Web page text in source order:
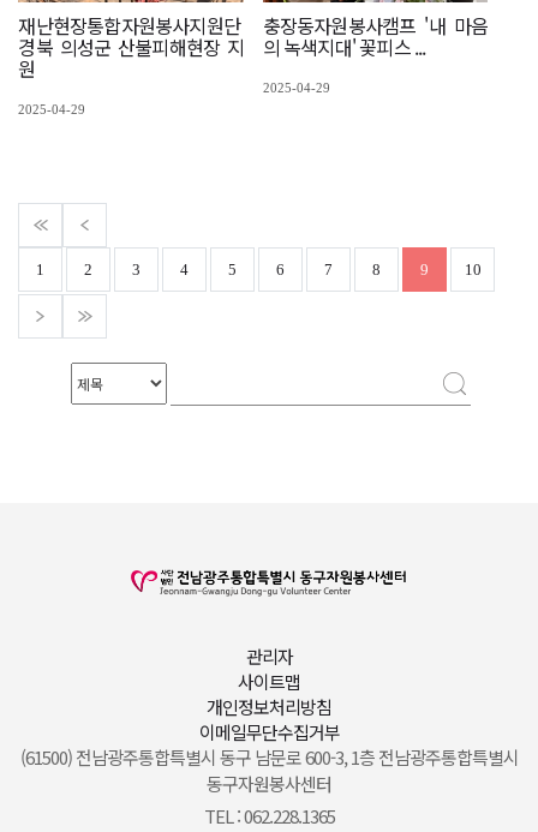
재난현장통합자원봉사지원단
경북 의성군 산불피해현장 지
원
2025-04-29
충장동자원봉사캠프 '내 마음
의 녹색지대' 꽃피스 ...
2025-04-29
1 2 3 4 5 6 7 8 9 10
관리자
사이트맵
개인정보처리방침
이메일무단수집거부
(61500) 전남광주통합특별시 동구 남문로 600-3, 1층 전남광주통합특별시
동구자원봉사센터
TEL : 062.228.1365